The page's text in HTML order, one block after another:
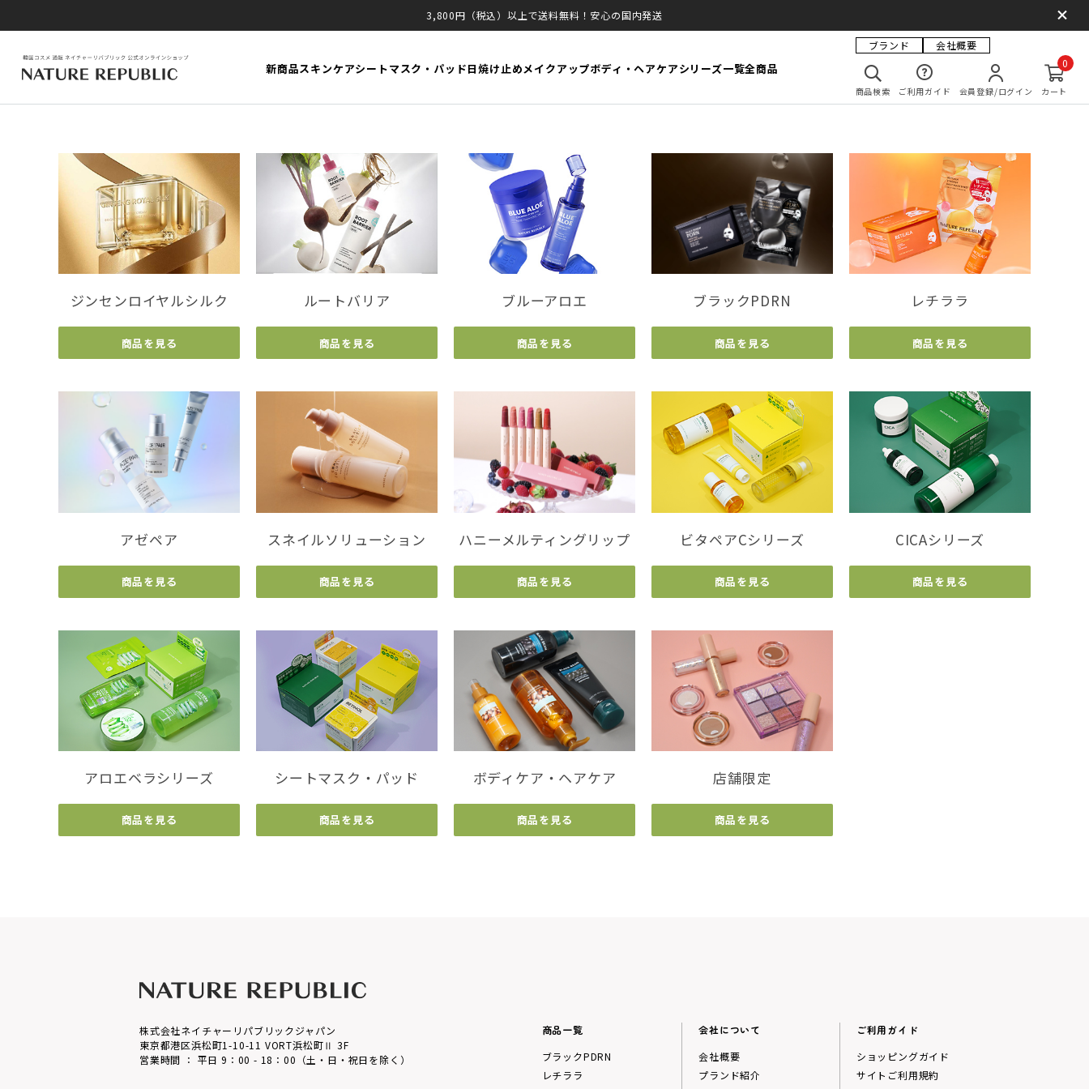
3,800円（税込）以上で送料無料！安心の国内発送
新商品スキンケアシートマスク・パッド日焼け止めメイクアップボディ・ヘアケアシリーズ一覧全商品
ブランド 会社概要
商品検索 ご利用ガイド 会員登録/ログイン カート
0
ジンセンロイヤルシルク
商品を見る
ルートバリア
商品を見る
ブルーアロエ
商品を見る
ブラックPDRN
商品を見る
レチララ
商品を見る
アゼペア
商品を見る
スネイルソリューション
商品を見る
ハニーメルティングリップ
商品を見る
ビタペアCシリーズ
商品を見る
CICAシリーズ
商品を見る
アロエベラシリーズ
商品を見る
シートマスク・パッド
商品を見る
ボディケア・ヘアケア
商品を見る
店舗限定
商品を見る
株式会社ネイチャーリパブリックジャパン
東京都港区浜松町1-10-11 VORT浜松町Ⅱ 3F
営業時間 ： 平日 9：00 - 18：00（土・日・祝日を除く）
商品一覧
ブラックPDRN
レチララ
会社について
会社概要
プランド紹介
ご利用ガイド
ショッピングガイド
サイトご利用規約